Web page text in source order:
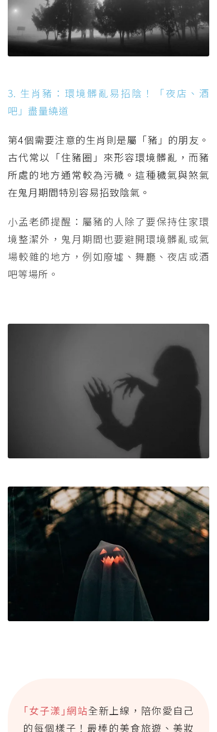
3. 生肖豬：環境髒亂易招陰！「夜店、酒
吧」盡量繞道
第4個需要注意的生肖則是屬「豬」的朋友。
古代常以「住豬圈」來形容環境髒亂，而豬
所處的地方通常較為污穢。這種穢氣與煞氣
在鬼月期間特別容易招致陰氣。
小孟老師提醒：屬豬的人除了要保持住家環
境整潔外，鬼月期間也要避開環境髒亂或氣
場較雜的地方，例如廢墟、舞廳、夜店或酒
吧等場所。
｢女子漾｣網站全新上線，陪你愛自己
的每個樣子！最棒的美食旅遊、美妝